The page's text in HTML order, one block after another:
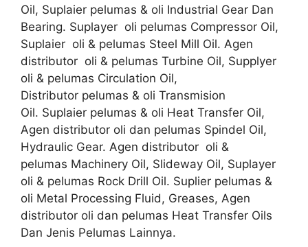
Oil, Suplaier pelumas & oli Industrial Gear Dan
Bearing. Suplayer oli pelumas Compressor Oil,
Suplaier oli & pelumas Steel Mill Oil. Agen
distributor oli & pelumas Turbine Oil, Supplyer
oli & pelumas Circulation Oil,
Distributor pelumas & oli Transmision
Oil. Suplaier pelumas & oli Heat Transfer Oil,
Agen distributor oli dan pelumas Spindel Oil,
Hydraulic Gear. Agen distributor oli &
pelumas Machinery Oil, Slideway Oil, Suplayer
oli & pelumas Rock Drill Oil. Suplier pelumas &
oli Metal Processing Fluid, Greases, Agen
distributor oli dan pelumas Heat Transfer Oils
Dan Jenis Pelumas Lainnya.